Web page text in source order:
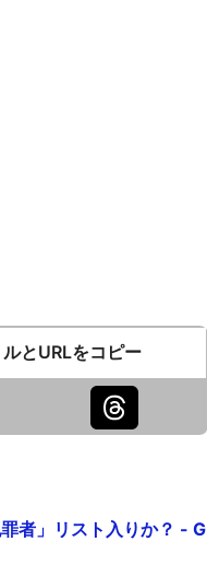
とURLをコピー
者」リスト入りか？ - G